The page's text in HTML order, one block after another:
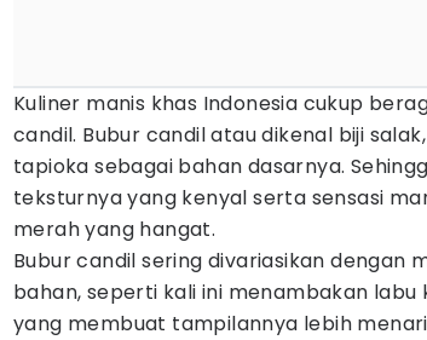
Kuliner manis khas Indonesia cukup
candil. Bubur candil atau dikenal biji
tapioka sebagai bahan dasarnya.
teksturnya yang kenyal serta sensasi
merah yang hangat.
Bubur candil sering divariasikan dengan
bahan, seperti kali ini menambakan labu
yang membuat tampilannya lebih